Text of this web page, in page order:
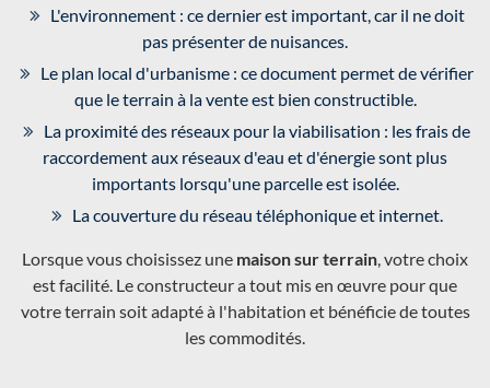
L'environnement : ce dernier est important, car il ne doit
pas présenter de nuisances.
Le plan local d'urbanisme : ce document permet de vérifier
que le terrain à la vente est bien constructible.
La proximité des réseaux pour la viabilisation : les frais de
raccordement aux réseaux d'eau et d'énergie sont plus
importants lorsqu'une parcelle est isolée.
La couverture du réseau téléphonique et internet.
Lorsque vous choisissez une maison sur terrain , votre choix
est facilité. Le constructeur a tout mis en œuvre pour que
votre terrain soit adapté à l'habitation et bénéficie de toutes
les commodités.